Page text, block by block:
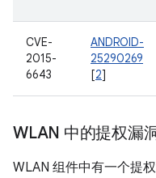
CVE-
2015-
6643
ANDROID-
25290269
[2]
WLAN 中的提权漏
WLAN 组件中有一个提